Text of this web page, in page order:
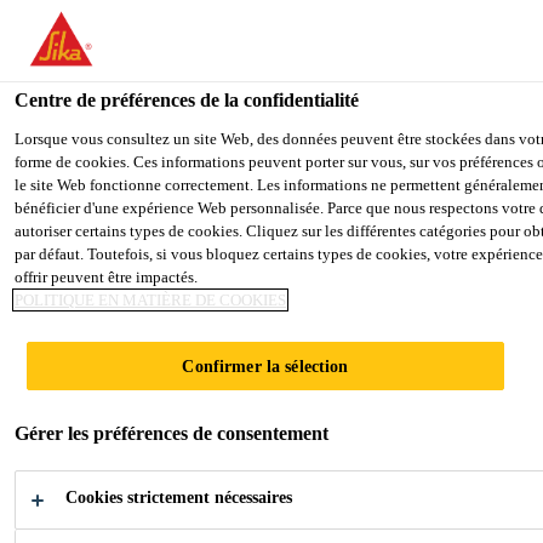
You are accessing "Sika Belgium", it seems you are accessing it
country.
TO SIKA USA STAY ON THE SIKA BELGIUM
Sika Belgium
Sarnafil® AT-18
Membrane en polymère FPO de 1,8 mm
d'épaisseur pour l'étanchéité des toits fixés
mécaniquement et lestés
Sarnafil® AT-18 (épaisseur 1,8 mm) est une
performance à base de polyoléfine (FPO) avec
renfort interne en polyester et insertion de voile en
Centre de préférences de la confidentialité
Lorsque vous consultez un site Web, des données peuvent être stockées dans
forme de cookies. Ces informations peuvent porter sur vous, sur vos
le site Web fonctionne correctement. Les informations ne permettent
bénéficier d'une expérience Web personnalisée. Parce que nous respectons
autoriser certains types de cookies. Cliquez sur les différentes catégories pour
par défaut. Toutefois, si vous bloquez certains types de cookies, votre
offrir peuvent être impactés.
POLITIQUE EN MATIÈRE DE COOKIES
Confirmer la sélection
Gérer les préférences de consentement
Cookies strictement nécessaires